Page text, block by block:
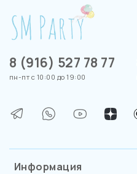
Информация
8 (916) 527 78 77
пн-пт с 10:00 до 19:00